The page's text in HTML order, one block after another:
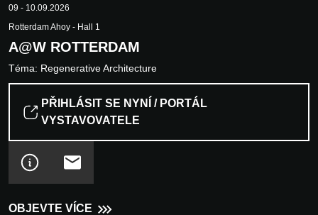
09 - 10.09.2026
Rotterdam Ahoy - Hall 1
A@W ROTTERDAM
Téma: Regenerative Architecture
PŘIHLÁSIT SE NYNÍ / PORTÁL
VYSTAVOVATELE
OBJEVTE VÍCE